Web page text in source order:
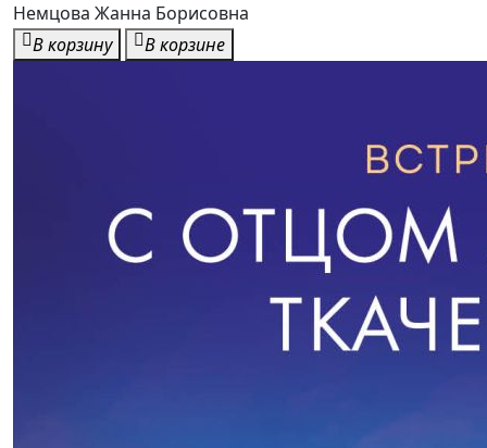
Немцова Жанна Борисовна
В корзину
В корзине